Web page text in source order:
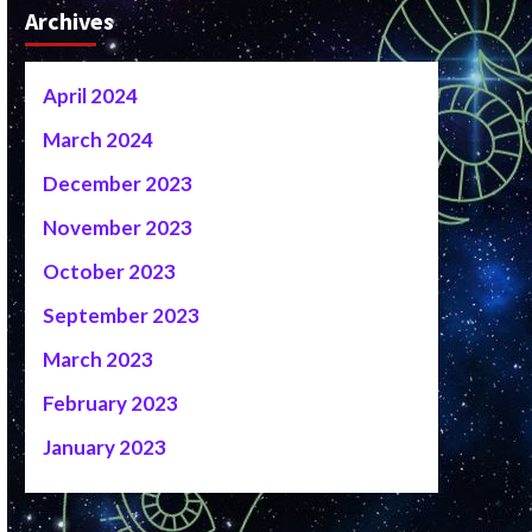
Archives
April 2024
March 2024
December 2023
November 2023
October 2023
September 2023
March 2023
February 2023
January 2023